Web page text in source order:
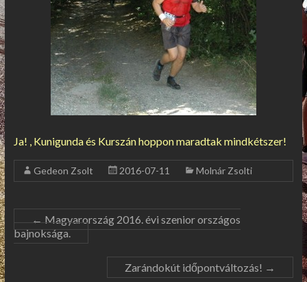
Ja! , Kunigunda és Kurszán hoppon maradtak mindkétszer!
Gedeon Zsolt 2016-07-11 Molnár Zsolti
←Magyarország 2016. évi szenior országos
bajnoksága.
Zarándokút időpontváltozás! →